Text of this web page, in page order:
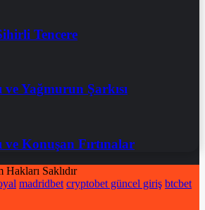
Tencere
Yağmurun Şarkısı
ve Konuşan Fırtınalar
Saklıdır
madridbet cryptobet güncel giriş btcbet